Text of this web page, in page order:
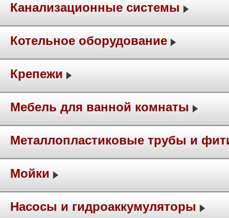
Канализационные системы
Котельное оборудование
Крепежи
Мебель для ванной комнаты
Металлопластиковые трубы и
Мойки
Насосы и гидроаккумуляторы